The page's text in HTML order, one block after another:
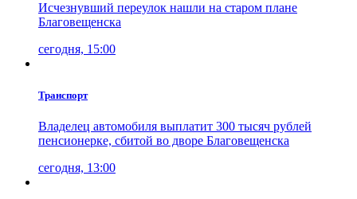
Исчезнувший переулок нашли на старом плане
Благовещенска
сегодня, 15:00
Транспорт
Владелец автомобиля выплатит 300 тысяч рублей
пенсионерке, сбитой во дворе Благовещенска
сегодня, 13:00